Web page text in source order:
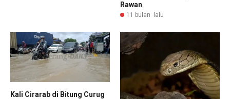
Rawan
11 bulan lalu
Kali Cirarab di Bitung Curug